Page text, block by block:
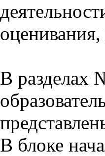
В разделах
В блоке